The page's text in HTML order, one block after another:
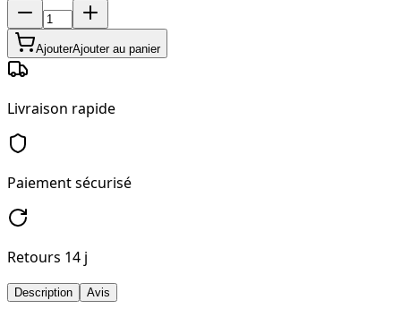
AjouterAjouter au panier
Livraison rapide
Paiement sécurisé
Retours 14 j
Description Avis